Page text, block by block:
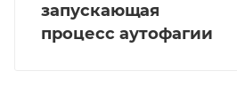
создает внутренний объем
кожи, предупреждает и
запускающая
процесс аутофагии